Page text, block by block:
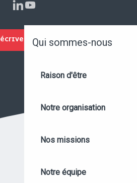
Qui sommes-nous
Raison d'être
Notre organisation
Nos missions
Notre équipe
ÉCRIVEZ-NOUS